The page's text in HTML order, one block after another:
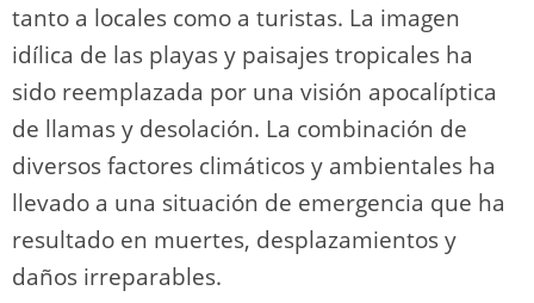
tanto a locales como a turistas. La imagen
idílica de las playas y paisajes tropicales ha
sido reemplazada por una visión apocalíptica
de llamas y desolación. La combinación de
diversos factores climáticos y ambientales ha
llevado a una situación de emergencia que ha
resultado en muertes, desplazamientos y
daños irreparables.